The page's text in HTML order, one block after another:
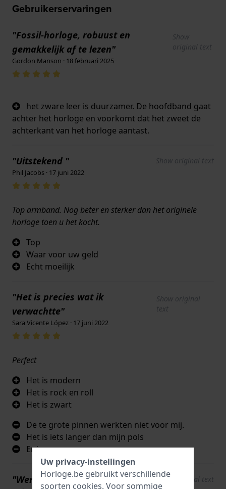
Gebruikerservaringen
"Fossil-horloge, robuust en
gemakkelijk af te lezen"
Show
original text
Gordon Manson · 18 februari 2025
het zware leer is duurzamer. De hoofdband gaat
achter het horloge en voorkomt dat het zweet de
achterkant van het horloge aantast.
"Uitstekend " Show original text
Phil Jacobs · 17 juni 2022
Top armband. Nog beter en sterker dan het originele
horloge toen u het kocht.
Top
Waar voor uw geld
Echt moeilijk
"Het is precies wat ik
verwachtte"
Show original
text
Sara Vicente López · 17 juni 2022
Perfect
Het is modern
Het is rock en roll
Het is zwart
De te grote pinnen werkten niet voor mij.
Het is iets langer dan mijn pols
Er is geen
"Werkt zeer goed 5 sterren" Show original text
Uw privacy-instellingen
Horloge.be gebruikt verschillende
soorten cookies. Voor sommige